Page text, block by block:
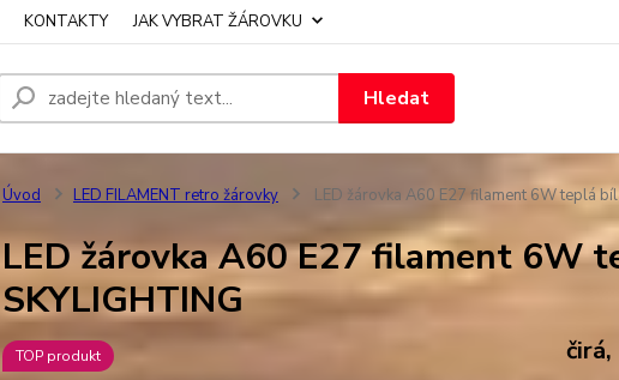
KONTAKTY JAK VYBRAT ŽÁROVKU
Hledat
Úvod LED FILAMENT retro žárovky LED žárovka A60 E27 filament 6W teplá
LED žárovka A60 E27 filament 6W
SKYLIGHTING
TOP produkt čirá,